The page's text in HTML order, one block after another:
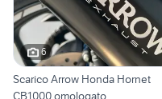
6
Scarico Arrow Honda Hornet
CB1000 omologato